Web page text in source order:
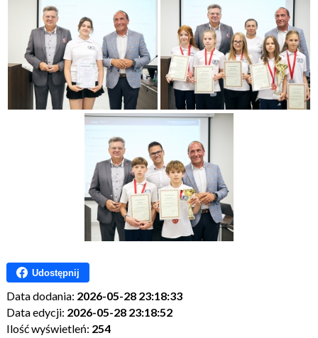
Udostępnij
Data dodania: 2026-05-28 23:18:33
Data edycji: 2026-05-28 23:18:52
Ilość wyświetleń: 254